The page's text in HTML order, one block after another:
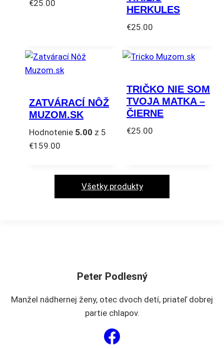
€25.00
viacero
variantov.
si
môžete
na
stránke
HERKULES
€25.00
produkt
variantov.
Možnosti
si
môžete
stránke
produktu.
ZATVÁRACÍ NÔŽ
MUZOM.SK
Hodnotenie 5.00 z 5
€159.00
TRIČKO NIE SOM
TVOJA MATKA –
ČIERNE
€25.00
viacero
variantov.
stránke
Všetky produkty
Peter Podlesný
Manžel nádhernej ženy, otec dvoch detí, priateľ dobrej
partie chlapov.